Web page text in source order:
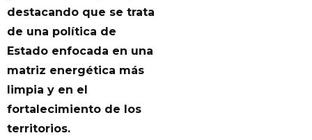
destacando que se trata
de una política de
Estado enfocada en una
matriz energética más
limpia y en el
fortalecimiento de los
territorios.